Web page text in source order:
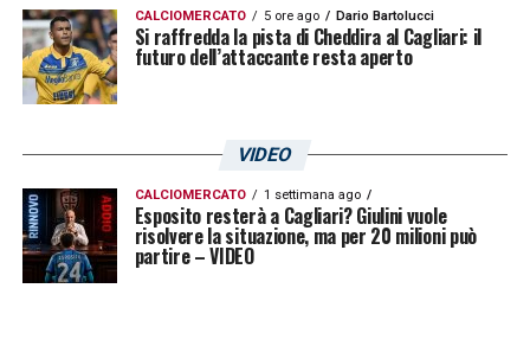
CALCIOMERCATO 5 ore ago Dario Bartolucci
Si raffredda la pista di Cheddira al Cagliari: il
futuro dell’attaccante resta aperto
VIDEO
CALCIOMERCATO 1 settimana ago
Esposito resterà a Cagliari? Giulini vuole
risolvere la situazione, ma per 20 milioni può
partire – VIDEO